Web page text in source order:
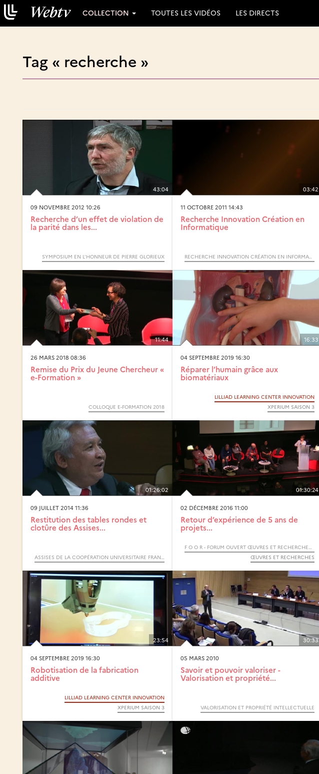
COLLECTION TOUTES LES VIDÉOS LES DIRECTS
Tag « recherche »
43:04
09 NOVEMBRE 2012 10:26
Recherche d’un effet de violation de
la parité dans les...
SYMPOSIUM EN L’HONNEUR DE PIERRE GLORIEUX
03:42
11 OCTOBRE 2011 14:43
Recherche Innovation Création en
Informatique
RECHERCHE INNOVATION CRÉATION EN INFORMATIQUE
11:44
26 MARS 2018 08:36
Remise du Prix du Jeune Chercheur «
e-Formation »
COLLOQUE E-FORMATION 2018
16:33
04 SEPTEMBRE 2019 16:30
Réparer l’humain grâce aux
biomatériaux
LILLIAD LEARNING CENTER INNOVATION
XPERIUM SAISON 3
01:26:02
09 JUILLET 2014 11:36
Restitution des tables rondes et
clotûre des Assises...
ASSISES DE LA COOPÉRATION UNIVERSITAIRE FRANCO-INDONÉSIENNE
01:30:24
02 DÉCEMBRE 2016 11:00
Retour d’expérience de 5 ans de
projets...
F O O R - FORUM OUVERT ŒUVRES ET RECHERCHES - 2016
ŒUVRES ET RECHERCHES
23:54
04 SEPTEMBRE 2019 16:30
Robotisation de la fabrication
additive
LILLIAD LEARNING CENTER INNOVATION
XPERIUM SAISON 3
30:33
05 MARS 2010
Savoir et pouvoir valoriser -
Valorisation et propriété...
VALORISATION ET PROPRIÉTÉ INTELLECTUELLE